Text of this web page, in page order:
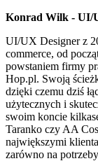
Konrad Wilk - UI/
UI/UX Designer z
commerce, od
powstaniem firmy
Hop.pl. Swoją
dzięki czemu dziś
użytecznych i
swoim koncie
Taranko czy AA
największymi
zarówno na